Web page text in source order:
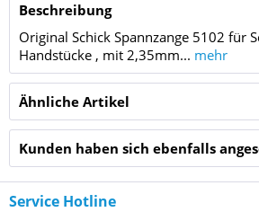
Beschreibung
Original Schick Spannzange 5102 für
Handstücke , mit 2,35mm... mehr
Ähnliche Artikel
Kunden haben sich ebenfalls
Service Hotline